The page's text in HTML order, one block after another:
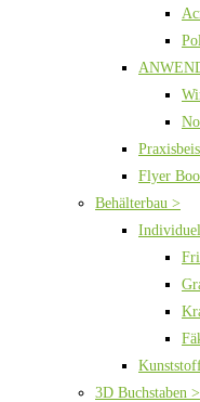
Flyer
Behälterbau >
3D Buchstaben >